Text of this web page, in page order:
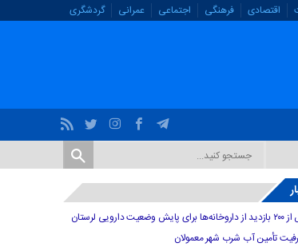
اقتصادی فرهنگی اجتماعی عمرانی گردشگری
لرستان
تأمین آب شرب شهر معمولان